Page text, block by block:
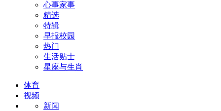
心事家事
精选
特辑
早报校园
热门
生活贴士
星座与生肖
体育
视频
新闻